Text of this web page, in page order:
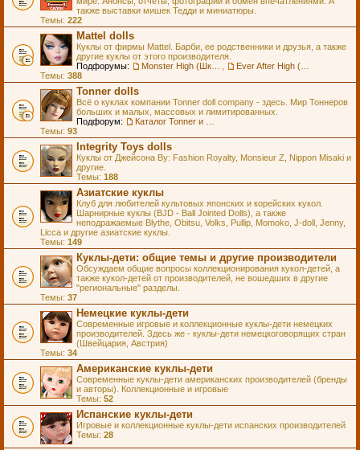
также выставки мишек Тедди и миниатюры.
Темы: 222
Mattel dolls
Куклы от фирмы Mattel. Барби, ее родственники и друзья, а также
другие куклы от этого производителя.
Подфорумы:
Темы: 388
Tonner dolls
Всё о куклах компании Tonner doll company - здесь. Мир Тоннеров
больших и малых, массовых и лимитированных.
Подфорум:
Темы: 93
Integrity Toys dolls
Куклы от Джейсона Ву: Fashion Royalty, Monsieur Z, Nippon Misaki и
другие.
Темы: 188
Азиатские куклы
Клуб для любителей культовых японских и корейских кукол.
Шарнирные куклы (BJD - Ball Jointed Dolls), а также
неподражаемые Blythe, Obitsu, Volks, Pullip, Momoko, J-doll, Jenny,
Licca и другие азиатские куклы.
Темы: 149
Куклы-дети: общие темы и другие производители
Обсуждаем общие вопросы коллекционирования кукол-детей, а
также кукол-детей от производителей, не вошедших в другие
"региональные" разделы.
Темы: 37
Немецкие куклы-дети
Современные игровые и коллекционные куклы-дети немецких
производителей. Здесь же - куклы-дети немецкоговорящих стран
(Швейцария, Австрия)
Темы: 34
Американские куклы-дети
Современные куклы-дети американских производителей (бренды
и авторы). Коллекционные и игровые
Темы: 52
Испанские куклы-дети
Игровые и коллекционные куклы-дети испанских производителей
Темы: 28